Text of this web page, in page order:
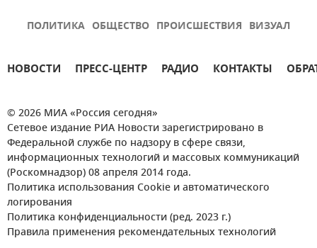
ПОЛИТИКА ОБЩЕСТВО ПРОИСШЕСТВИЯ ВИЗУАЛ
НОВОСТИ ПРЕСС-ЦЕНТР РАДИО КОНТАКТЫ
© 2026 МИА «Россия сегодня»
Сетевое издание РИА Новости зарегистрировано в
Федеральной службе по надзору в сфере связи,
информационных технологий и массовых коммуникаций
(Роскомнадзор) 08 апреля 2014 года.
Политика использования Cookie и автоматического
логирования
Политика конфиденциальности (ред. 2023 г.)
Правила применения рекомендательных технологий